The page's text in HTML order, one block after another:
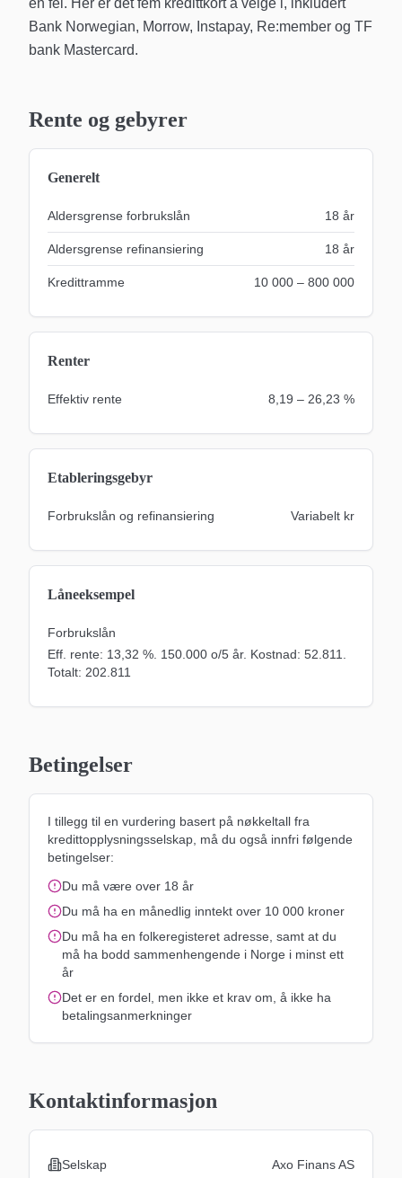
en fei. Her er det fem kredittkort å velge i, inkludert
Bank Norwegian, Morrow, Instapay, Re:member og TF
bank Mastercard.
Rente og gebyrer
Generelt
Aldersgrense forbrukslån 18 år
Aldersgrense refinansiering 18 år
Kredittramme 10 000 – 800 000
Renter
Effektiv rente 8,19 – 26,23 %
Etableringsgebyr
Forbrukslån og refinansiering Variabelt kr
Låneeksempel
Forbrukslån
Eff. rente: 13,32 %. 150.000 o/5 år. Kostnad: 52.811.
Totalt: 202.811
Betingelser
I tillegg til en vurdering basert på nøkkeltall fra
kredittopplysningsselskap, må du også innfri følgende
betingelser:
Du må være over 18 år
Du må ha en månedlig inntekt over 10 000 kroner
Du må ha en folkeregisteret adresse, samt at du
må ha bodd sammenhengende i Norge i minst ett
år
Det er en fordel, men ikke et krav om, å ikke ha
betalingsanmerkninger
Kontaktinformasjon
Selskap Axo Finans AS